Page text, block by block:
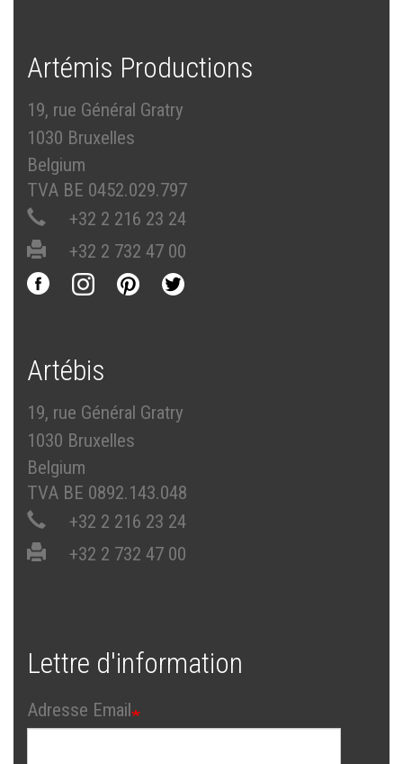
Artémis Productions
19, rue Général Gratry
1030 Bruxelles
Belgium
TVA BE 0452.029.797
+32 2 216 23 24
+32 2 732 47 00
Artébis
19, rue Général Gratry
1030 Bruxelles
Belgium
TVA BE 0892.143.048
+32 2 216 23 24
+32 2 732 47 00
Lettre d'information
Adresse Email